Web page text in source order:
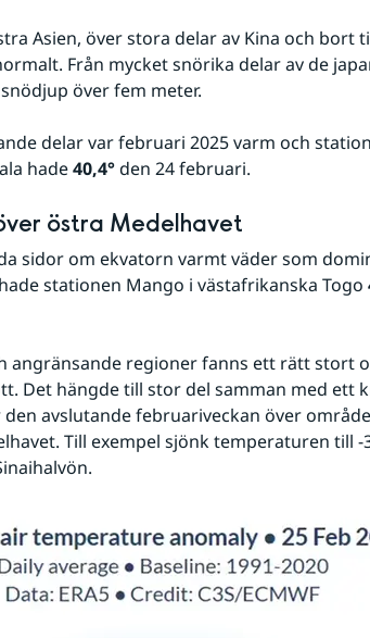
Asien, över stora delar av Kina och bort
Från mycket snörika delar av de
över fem meter.
delar var februari 2025 varm och
hade 40,4° den 24 februari.
östra Medelhavet
sidor om ekvatorn varmt väder som
stationen Mango i västafrikanska Togo
angränsande regioner fanns ett rätt stort
Det hängde till stor del samman med ett
avslutande februariveckan över
Till exempel sjönk temperaturen till -